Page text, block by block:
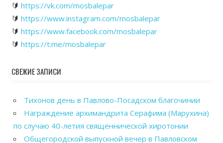
🔰 https://vk.com/mosbalepar
🔰 https://www.instagram.com/mosbalepar
🔰 https://www.facebook.com/mosbalepar
🔰 https://t.me/mosbalepar
СВЕЖИЕ ЗАПИСИ
Тихонов день в Павлово-Посадском благочинии
Награждение архимандрита Серафима (Марухина)
по случаю 40-летия священнической хиротонии
Общегородской выпускной вечер в Павловском